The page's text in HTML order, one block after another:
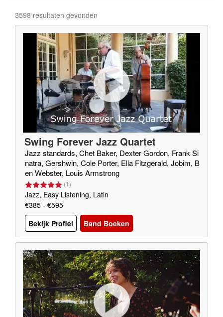
3598 resultaten gevonden
Swing Forever Jazz Quartet
Jazz standards, Chet Baker, Dexter Gordon, Frank Si
natra, Gershwin, Cole Porter, Ella Fitzgerald, Jobim, B
en Webster, Louis Armstrong
(1)
Jazz, Easy Listening, Latin
€385 - €595
Bekijk Profiel
Band Boeken